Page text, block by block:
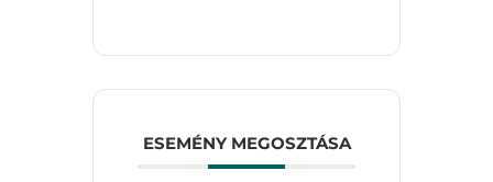
ESEMÉNY MEGOSZTÁSA